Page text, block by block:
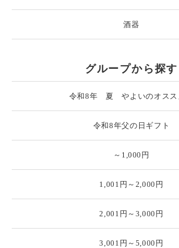
酒器
グループから探す
令和8年 夏 やよいのオス
令和8年父の日ギフト
～1,000円
1,001円～2,000円
2,001円～3,000円
3,001円～5,000円